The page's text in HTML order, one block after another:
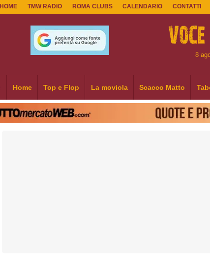
HOME TMW RADIO ROMA CLUBS CALENDARIO CONTATTI
8
Home Top e Flop La moviola Scacco Matto